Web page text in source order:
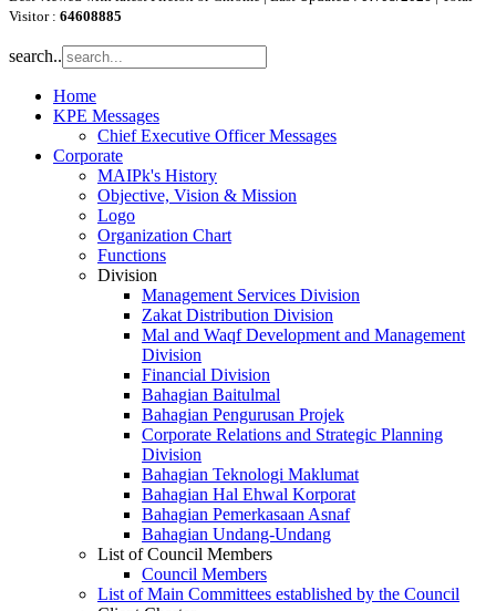
Visitor : 64608885
search..
Home
KPE Messages
Chief Executive Officer Messages
Corporate
MAIPk's History
Objective, Vision & Mission
Logo
Organization Chart
Functions
Division
Management Services Division
Zakat Distribution Division
Mal and Waqf Development and Management
Division
Financial Division
Bahagian Baitulmal
Bahagian Pengurusan Projek
Corporate Relations and Strategic Planning
Division
Bahagian Teknologi Maklumat
Bahagian Hal Ehwal Korporat
Bahagian Pemerkasaan Asnaf
Bahagian Undang-Undang
List of Council Members
Council Members
List of Main Committees established by the Council